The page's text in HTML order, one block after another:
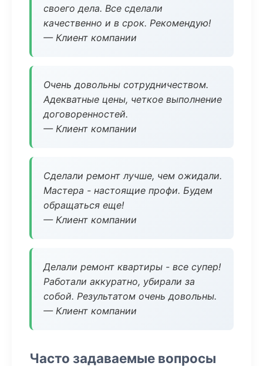
своего дела. Все сделали
качественно и в срок. Рекомендую!
— Клиент компании
Очень довольны сотрудничеством.
Адекватные цены, четкое выполнение
договоренностей.
— Клиент компании
Сделали ремонт лучше, чем ожидали.
Мастера - настоящие профи. Будем
обращаться еще!
— Клиент компании
Делали ремонт квартиры - все супер!
Работали аккуратно, убирали за
собой. Результатом очень довольны.
— Клиент компании
Часто задаваемые вопросы